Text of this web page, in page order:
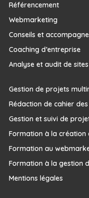
Référencement
Webmarketing
Conseils et
Coaching d’entreprise
Analyse et audit de
Gestion de projets
Rédaction de cahier
Gestion et suivi de
Formation à la création
Formation au
Formation à la gestion
Mentions légales